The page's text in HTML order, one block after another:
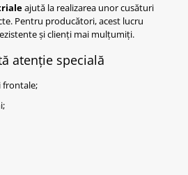
ajută la realizarea unor cusături
Pentru producători, acest lucru
și clienți mai mulțumiți.
atenție specială
frontale;